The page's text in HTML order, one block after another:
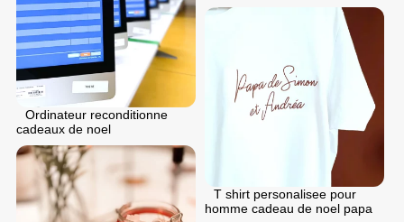
Ordinateur reconditionne
cadeaux de noel
T shirt personalisee pour
homme cadeau de noel papa